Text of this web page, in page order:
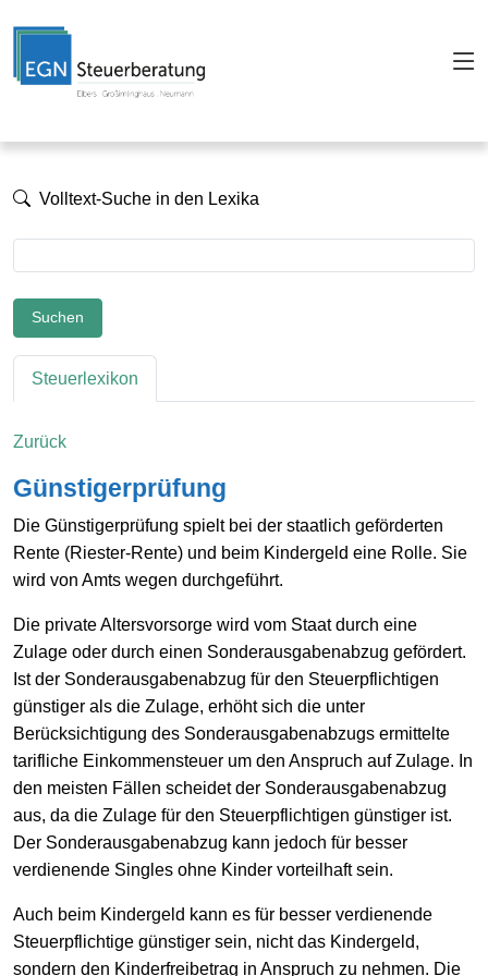
Volltext-Suche in den Lexika
Suchen
Steuerlexikon
Zurück
Günstigerprüfung
Die Günstigerprüfung spielt bei der staatlich geförderten
Rente (Riester-Rente) und beim Kindergeld eine Rolle. Sie
wird von Amts wegen durchgeführt.
Die private Altersvorsorge wird vom Staat durch eine
Zulage oder durch einen Sonderausgabenabzug gefördert.
Ist der Sonderausgabenabzug für den Steuerpflichtigen
günstiger als die Zulage, erhöht sich die unter
Berücksichtigung des Sonderausgabenabzugs ermittelte
tarifliche Einkommensteuer um den Anspruch auf Zulage. In
den meisten Fällen scheidet der Sonderausgabenabzug
aus, da die Zulage für den Steuerpflichtigen günstiger ist.
Der Sonderausgabenabzug kann jedoch für besser
verdienende Singles ohne Kinder vorteilhaft sein.
Auch beim Kindergeld kann es für besser verdienende
Steuerpflichtige günstiger sein, nicht das Kindergeld,
sondern den Kinderfreibetrag in Anspruch zu nehmen. Die